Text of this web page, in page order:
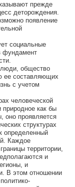
прежде
деторождения.
появление
социальные
фундамент
люди, общество
ее составляющих
с учетом
человеческой
природное как бы
оно проявляется
структурах
определенный
Каждое
территории,
и
и
В этом отношении